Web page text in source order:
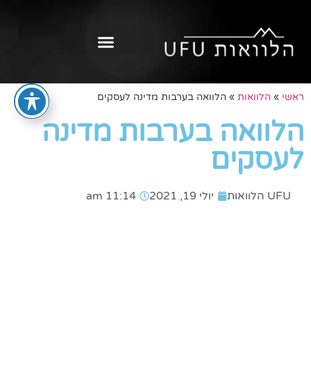
ראשי » הלוואות » הלוואה בערבות מדינה לעסקים
הלוואה בערבות מדינה
לעסקים
UFU הלוואות יולי 19, 2021 11:14 am